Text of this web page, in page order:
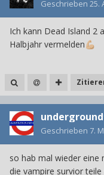
Geschrieben 25.
Ich kann Dead Island 2
Halbjahr vermelden💪🏼
Geschrieben 7.
so hab mal wieder eine
die vampire survior